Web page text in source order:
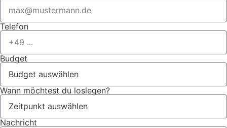
Telefon
Budget
Wann möchtest du loslegen?
Nachricht